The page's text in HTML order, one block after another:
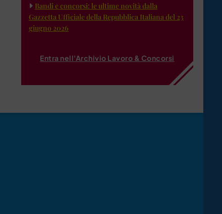
Bandi e concorsi: le ultime novità dalla
Gazzetta Ufficiale della Repubblica Italiana del 23
giugno 2026
Entra nell'Archivio Lavoro & Concorsi